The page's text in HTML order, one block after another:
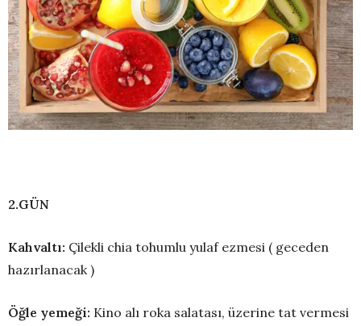
2.GÜN
Kahvaltı: Çilekli chia tohumlu yulaf ezmesi ( geceden
hazırlanacak )
Öğle yemeği: Kino alı roka salatası, üzerine tat vermesi